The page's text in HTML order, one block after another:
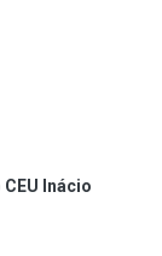
Inácio